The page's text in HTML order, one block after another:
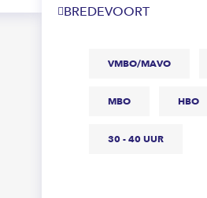
BREDEVOORT
VMBO/MAVO
MBO HBO
30 - 40 UUR